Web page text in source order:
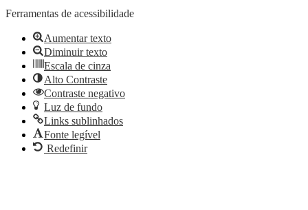
Ferramentas de acessibilidade
Aumentar texto
Diminuir texto
Escala de cinza
Alto Contraste
Contraste negativo
Luz de fundo
Links sublinhados
Fonte legível
Redefinir